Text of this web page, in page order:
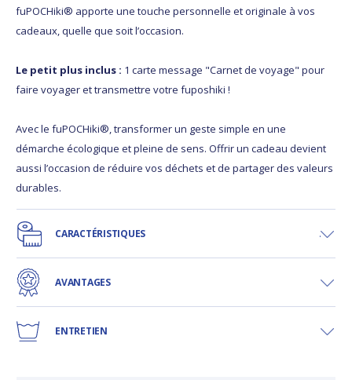
fuPOCHiki® apporte une touche personnelle et originale à vos
cadeaux, quelle que soit l’occasion.
Le petit plus inclus : 1 carte message "Carnet de voyage" pour
faire voyager et transmettre votre fuposhiki !
Avec le fuPOCHiki®, transformer un geste simple en une
démarche écologique et pleine de sens. Offrir un cadeau devient
aussi l’occasion de réduire vos déchets et de partager des valeurs
durables.
CARACTÉRISTIQUES
AVANTAGES
ENTRETIEN